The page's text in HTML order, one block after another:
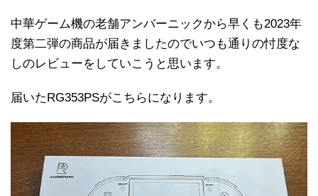
中華ゲーム機の老舗アンバーニックから早くも2023年
度第二弾の商品が届きましたのでいつも通りの忖度な
しのレビューをしていこうと思います。
届いたRG353PSがこちらになります。